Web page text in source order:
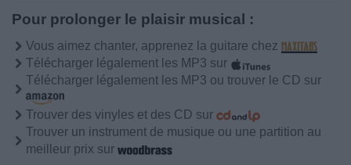
Pour prolonger le plaisir musical :
Vous aimez chanter, apprenez la guitare chez
Télécharger légalement les MP3 sur
Télécharger légalement les MP3 ou trouver le CD sur
Trouver des vinyles et des CD sur
Trouver un instrument de musique ou une partition au
meilleur prix sur